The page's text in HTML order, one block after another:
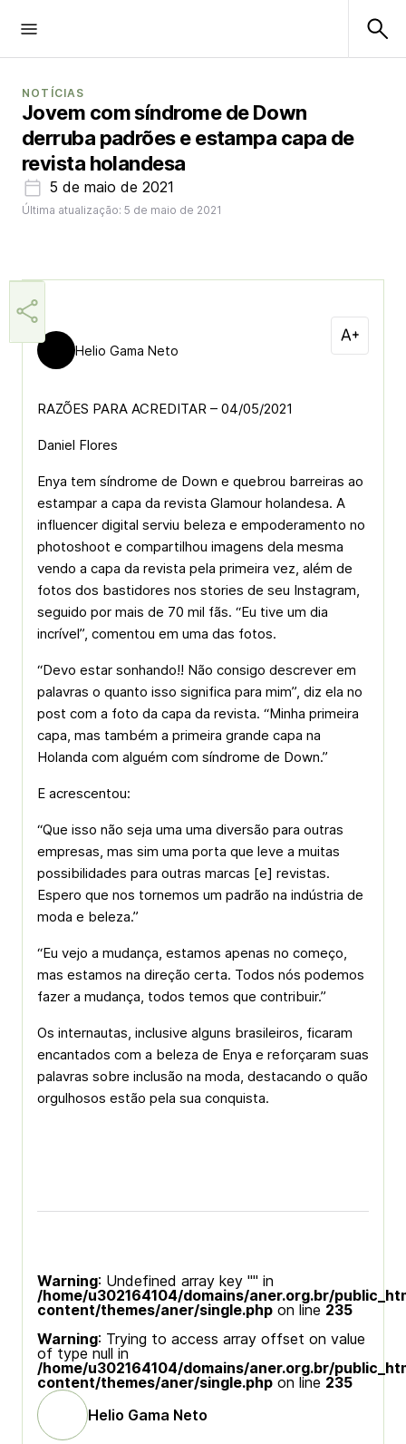
NOTÍCIAS
Jovem com síndrome de Down
derruba padrões e estampa capa de
revista holandesa
5 de maio de 2021
Última atualização: 5 de maio de 2021
Helio Gama Neto
RAZÕES PARA ACREDITAR – 04/05/2021
Daniel Flores
Enya tem síndrome de Down e quebrou barreiras ao
estampar a capa da revista Glamour holandesa. A
influencer digital serviu beleza e empoderamento no
photoshoot e compartilhou imagens dela mesma
vendo a capa da revista pela primeira vez, além de
fotos dos bastidores nos stories de seu Instagram,
seguido por mais de 70 mil fãs. “Eu tive um dia
incrível”, comentou em uma das fotos.
“Devo estar sonhando!! Não consigo descrever em
palavras o quanto isso significa para mim”, diz ela no
post com a foto da capa da revista. “Minha primeira
capa, mas também a primeira grande capa na
Holanda com alguém com síndrome de Down.”
E acrescentou:
“Que isso não seja uma uma diversão para outras
empresas, mas sim uma porta que leve a muitas
possibilidades para outras marcas [e] revistas.
Espero que nos tornemos um padrão na indústria de
moda e beleza.”
“Eu vejo a mudança, estamos apenas no começo,
mas estamos na direção certa. Todos nós podemos
fazer a mudança, todos temos que contribuir.”
Os internautas, inclusive alguns brasileiros, ficaram
encantados com a beleza de Enya e reforçaram suas
palavras sobre inclusão na moda, destacando o quão
orgulhosos estão pela sua conquista.
Warning: Undefined array key "" in
/home/u302164104/domains/aner.org.br/
content/themes/aner/single.php on line 235
Warning: Trying to access array offset on value
of type null in
/home/u302164104/domains/aner.org.br/
content/themes/aner/single.php on line 235
Helio Gama Neto